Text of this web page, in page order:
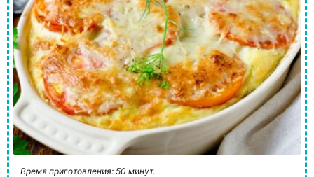
Время приготовления: 50 минут.